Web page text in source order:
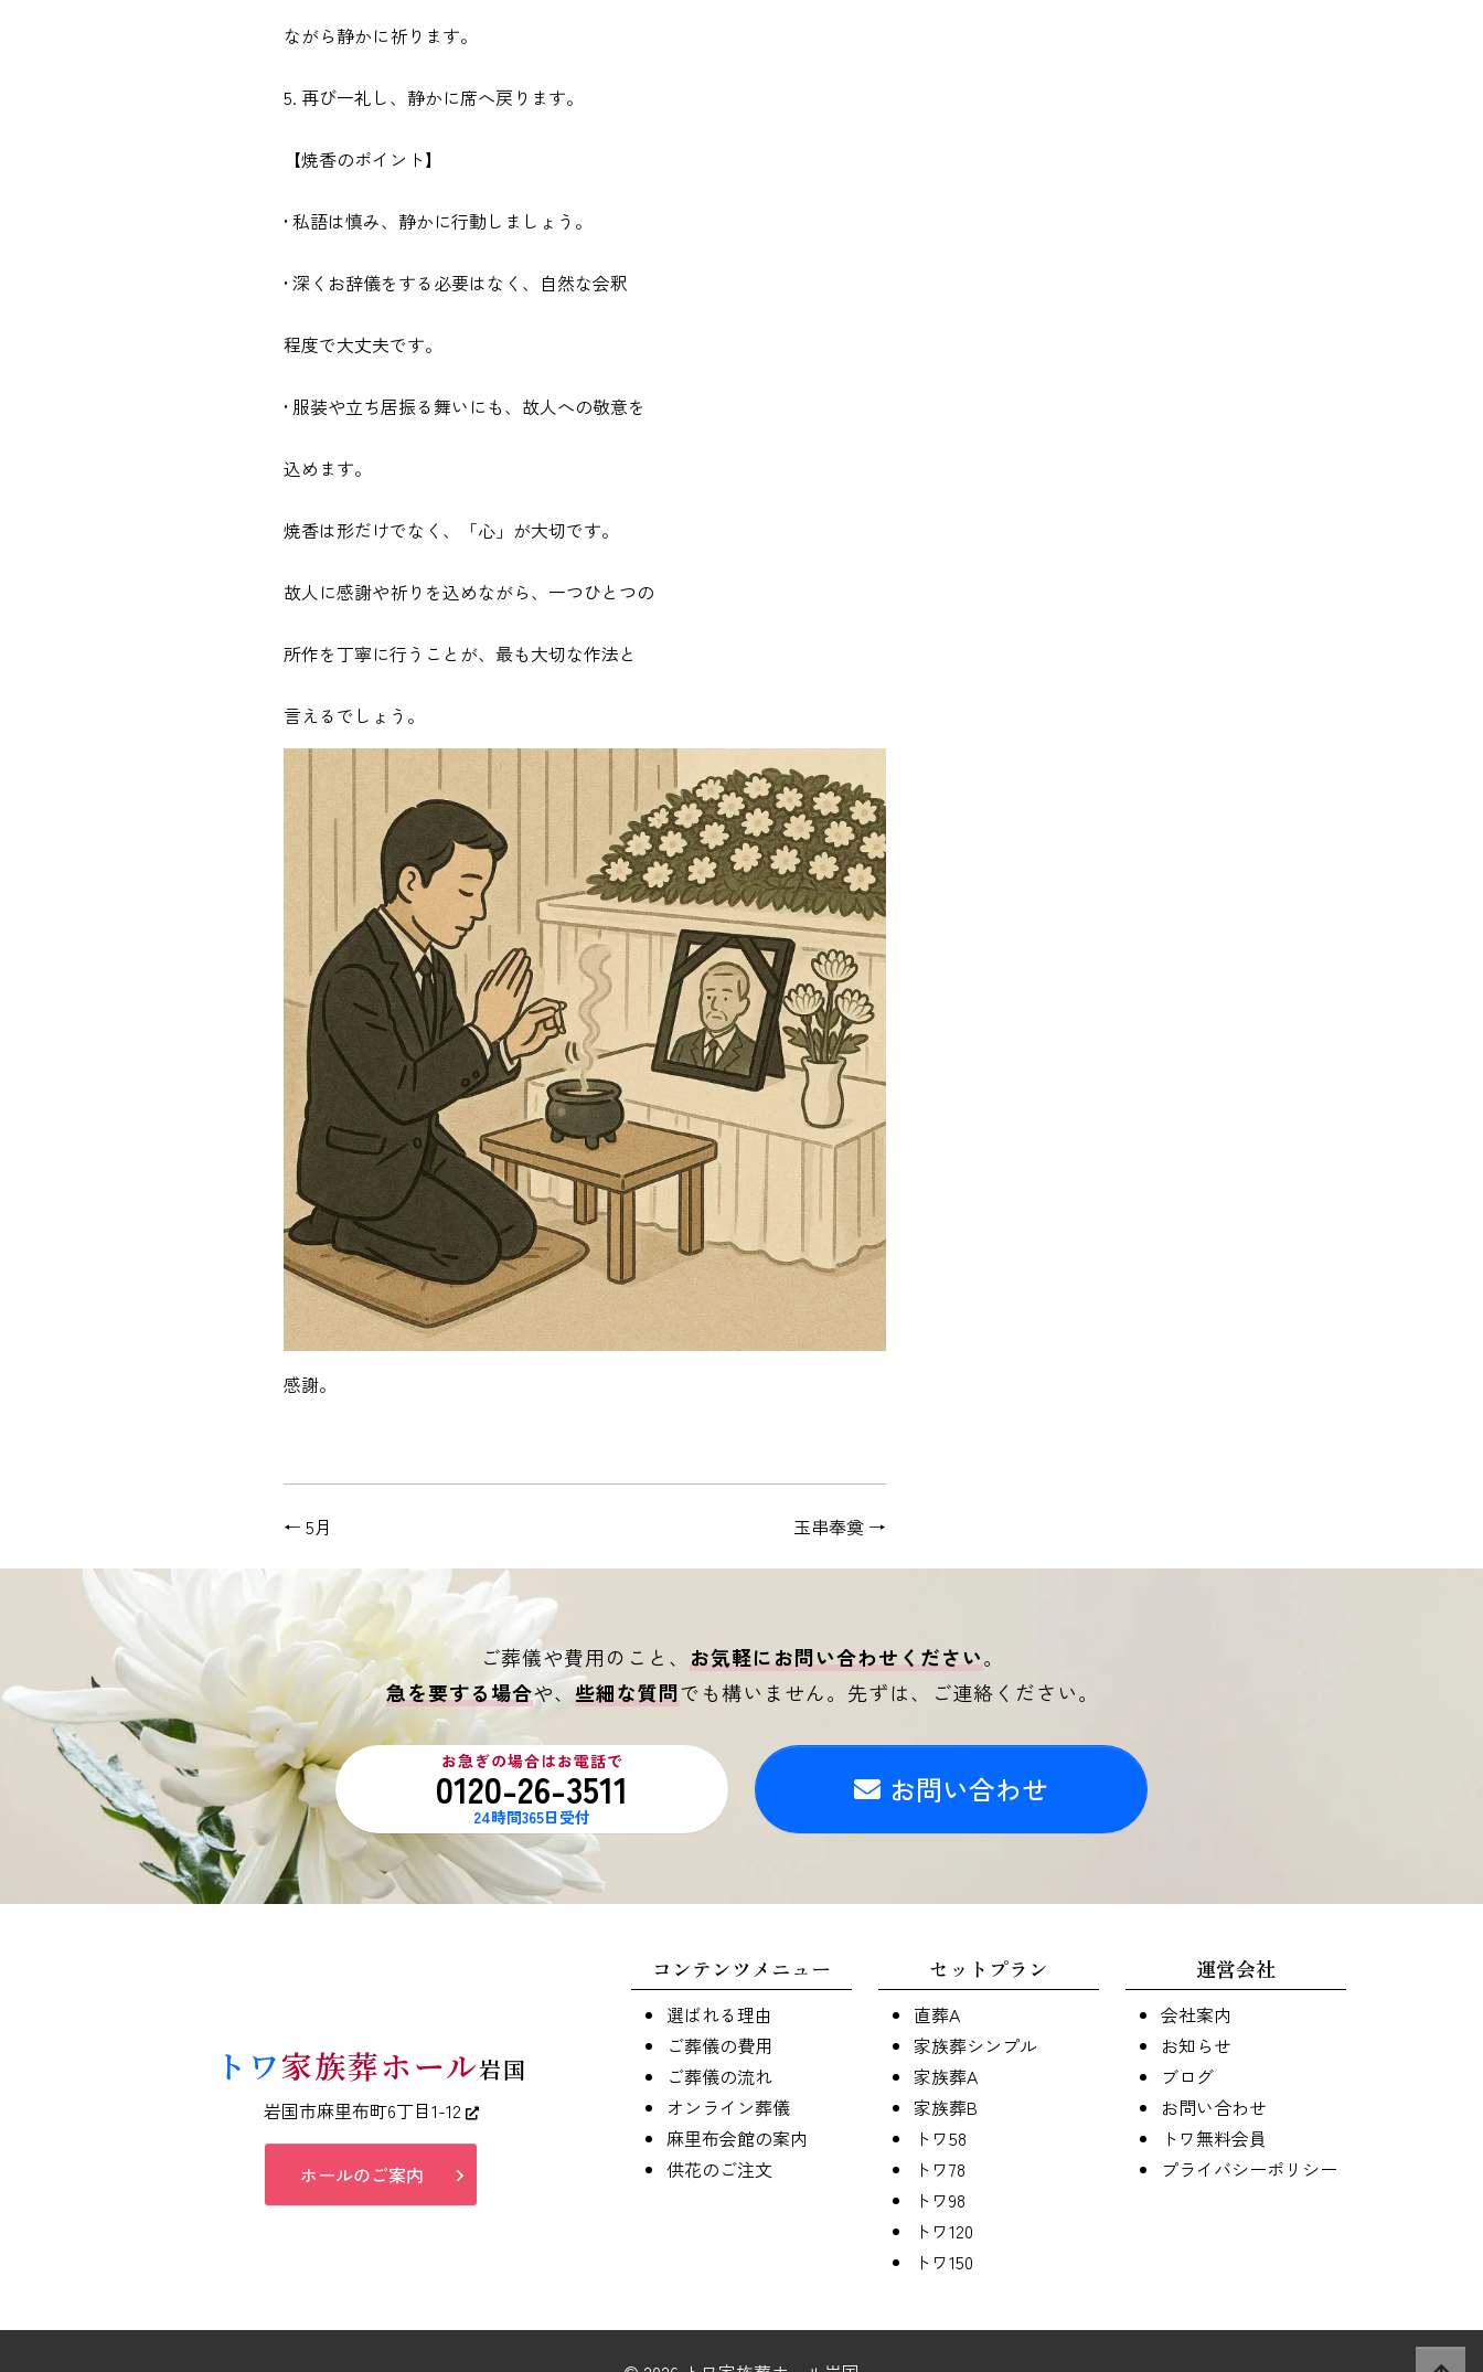
ながら静かに祈ります。
5. 再び一礼し、静かに席へ戻ります。
【焼香のポイント】
• 私語は慎み、静かに行動しましょう。
• 深くお辞儀をする必要はなく、自然な会釈
程度で大丈夫です。
• 服装や立ち居振る舞いにも、故人への敬意を
込めます。
焼香は形だけでなく、「心」が大切です。
故人に感謝や祈りを込めながら、一つひとつの
所作を丁寧に行うことが、最も大切な作法と
言えるでしょう。
感謝。
← 5月 玉串奉奠 →
ご葬儀や費用のこと、 お気軽にお問い合わせください。
急を要する場合や、些細な質問でも構いません。 先ずは、ご連絡ください。
お急ぎの場合はお電話で
0120-26-3511
24時間365日受付
お問い合わせ
トワ家族葬ホール岩国
岩国市麻里布町6丁目1-12
ホールのご案内
コンテンツメニュー
選ばれる理由
ご葬儀の費用
ご葬儀の流れ
オンライン葬儀
麻里布会館の案内
供花のご注文
セットプラン
直葬A
家族葬シンプル
家族葬A
家族葬B
トワ58
トワ78
トワ98
トワ120
トワ150
運営会社
会社案内
お知らせ
ブログ
お問い合わせ
トワ無料会員
プライバシーポリシー